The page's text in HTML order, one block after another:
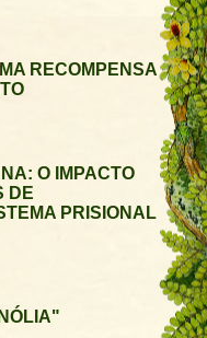
RECOMPENSA
O IMPACTO
DE
PRISIONAL